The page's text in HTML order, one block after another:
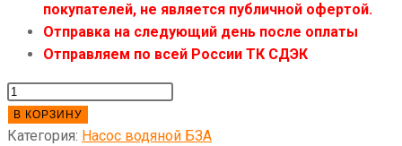
покупателей, не является публичной офертой.
Отправка на следующий день после оплаты
Отправляем по всей России ТК СДЭК
Количество
товара
240-
В КОРЗИНУ
Категория: Насос водяной БЗА